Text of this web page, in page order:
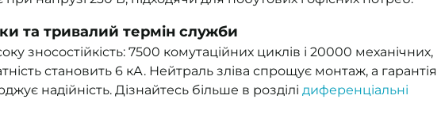
та тривалий термін служби
зносостійкість: 7500 комутаційних циклів і 20000 механічних,
становить 6 кА. Нейтраль зліва спрощує монтаж, а гарантія
надійність. Дізнайтесь більше в розділі диференціальні